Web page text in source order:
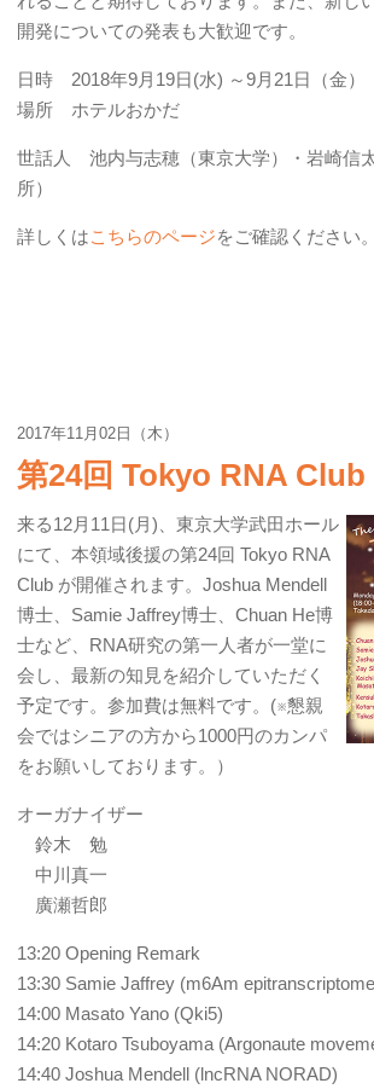
開発についての発表も大歓迎です。
日時 2018年9月19日(水) ～9月21日（金）
場所 ホテルおかだ
世話人 池内与志穂（東京大学）・岩崎信
所）
詳しくはこちらのページをご確認ください。
2017年11月02日（木）
第24回 Tokyo RNA Club
来る12月11日(月)、東京大学武田ホール
にて、本領域後援の第24回 Tokyo RNA
Club が開催されます。Joshua Mendell
博士、Samie Jaffrey博士、Chuan He博
士など、RNA研究の第一人者が一堂に
会し、最新の知見を紹介していただく
予定です。参加費は無料です。(※懇親
会ではシニアの方から1000円のカンパ
をお願いしております。）
オーガナイザー
鈴木 勉
中川真一
廣瀬哲郎
13:20 Opening Remark
13:30 Samie Jaffrey (m6Am
14:00 Masato Yano (Qki5)
14:20 Kotaro Tsuboyama (Argonaute
14:40 Joshua Mendell (lncRNA NORAD)